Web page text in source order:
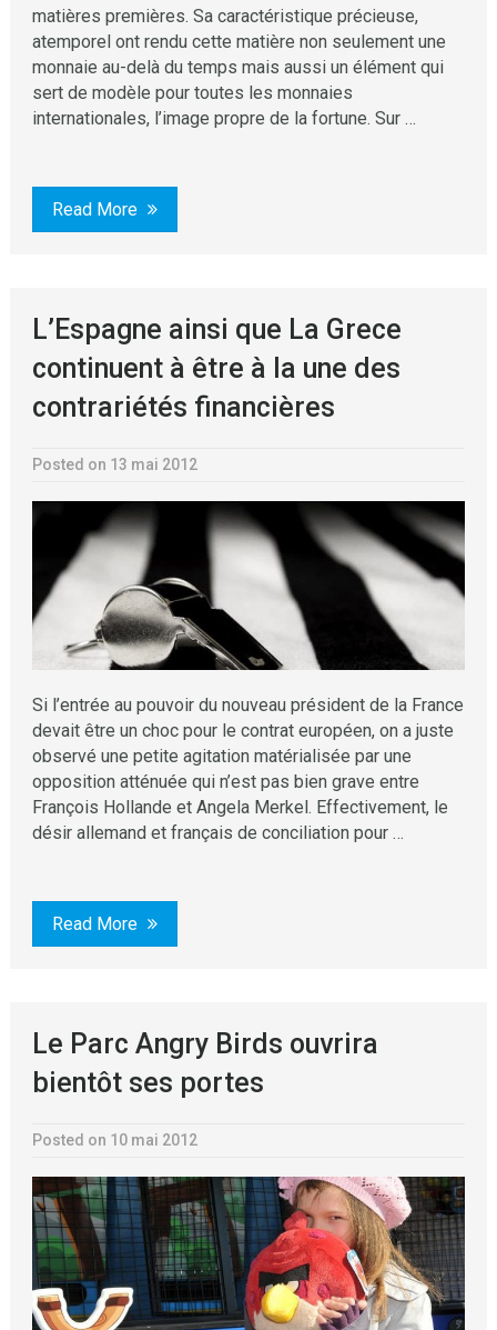
matières premières. Sa caractéristique précieuse,
atemporel ont rendu cette matière non seulement une
monnaie au-delà du temps mais aussi un élément qui
sert de modèle pour toutes les monnaies
internationales, l’image propre de la fortune. Sur …
Read More
L’Espagne ainsi que La Grece
continuent à être à la une des
contrariétés financières
Posted on 13 mai 2012
Si l’entrée au pouvoir du nouveau président de la France
devait être un choc pour le contrat européen, on a juste
observé une petite agitation matérialisée par une
opposition atténuée qui n’est pas bien grave entre
François Hollande et Angela Merkel. Effectivement, le
désir allemand et français de conciliation pour …
Read More
Le Parc Angry Birds ouvrira
bientôt ses portes
Posted on 10 mai 2012